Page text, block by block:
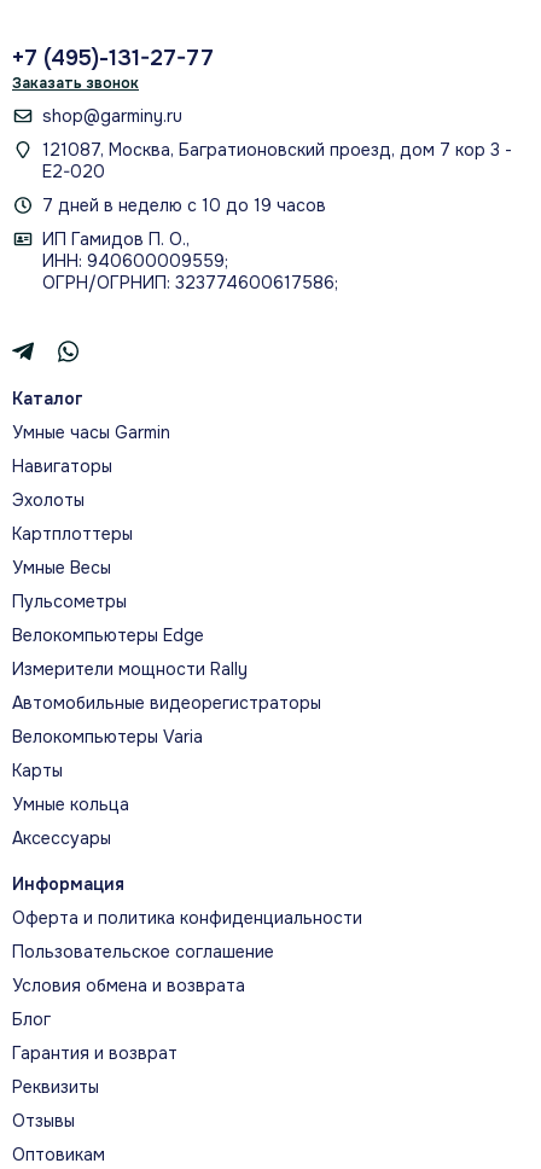
+7 (495)-131-27-77
Заказать звонок
shop@garminy.ru
121087, Москва, Багратионовский проезд, дом 7 кор 3 -
Е2-020
7 дней в неделю с 10 до 19 часов
ИП Гамидов П. О.,
ИНН: 940600009559;
ОГРН/ОГРНИП: 323774600617586;
Каталог
Умные часы Garmin
Навигаторы
Эхолоты
Картплоттеры
Умные Весы
Пульсометры
Велокомпьютеры Edge
Измерители мощности Rally
Автомобильные видеорегистраторы
Велокомпьютеры Varia
Карты
Умные кольца
Аксессуары
Информация
Оферта и политика конфиденциальности
Пользовательское соглашение
Условия обмена и возврата
Блог
Гарантия и возврат
Реквизиты
Отзывы
Оптовикам